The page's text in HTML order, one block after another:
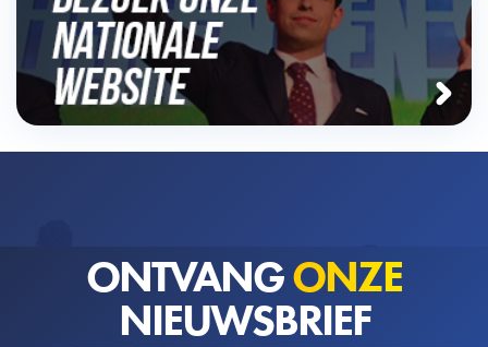
ONTVANGONZE
NIEUWSBRIEF